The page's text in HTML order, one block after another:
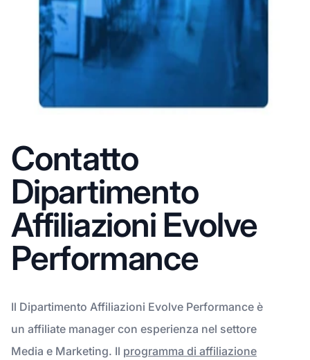
Contatto
Dipartimento
Affiliazioni Evolve
Performance
Il Dipartimento Affiliazioni Evolve Performance è
un affiliate manager con esperienza nel settore
Media e Marketing. Il programma di affiliazione